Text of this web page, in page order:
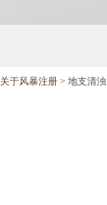
关于风暴注册 > 地支清浊